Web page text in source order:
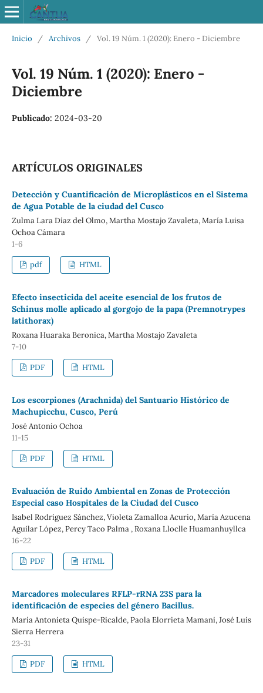
Inicio / Archivos / Vol. 19 Núm. 1 (2020): Enero - Diciembre
Vol. 19 Núm. 1 (2020): Enero -
Diciembre
Publicado: 2024-03-20
ARTÍCULOS ORIGINALES
Detección y Cuantificación de Microplásticos en el Sistema
de Agua Potable de la ciudad del Cusco
Zulma Lara Díaz del Olmo, Martha Mostajo Zavaleta, María Luisa
Ochoa Cámara
1-6
pdf HTML
Efecto insecticida del aceite esencial de los frutos de
Schinus molle aplicado al gorgojo de la papa (Premnotrypes
latithorax)
Roxana Huaraka Beronica, Martha Mostajo Zavaleta
7-10
PDF HTML
Los escorpiones (Arachnida) del Santuario Histórico de
Machupicchu, Cusco, Perú
José Antonio Ochoa
11-15
PDF HTML
Evaluación de Ruido Ambiental en Zonas de Protección
Especial caso Hospitales de la Ciudad del Cusco
Isabel Rodríguez Sánchez, Violeta Zamalloa Acurio, María Azucena
Aguilar López, Percy Taco Palma , Roxana Lloclle Huamanhuyllca
16-22
PDF HTML
Marcadores moleculares RFLP-rRNA 23S para la
identificación de especies del género Bacillus.
María Antonieta Quispe-Ricalde, Paola Elorrieta Mamani, José Luis
Sierra Herrera
23-31
PDF HTML